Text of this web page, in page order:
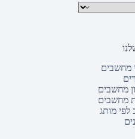
קטגוריות מוצרים
מחשבים
מחשבים
מחשבים
לפי מותג